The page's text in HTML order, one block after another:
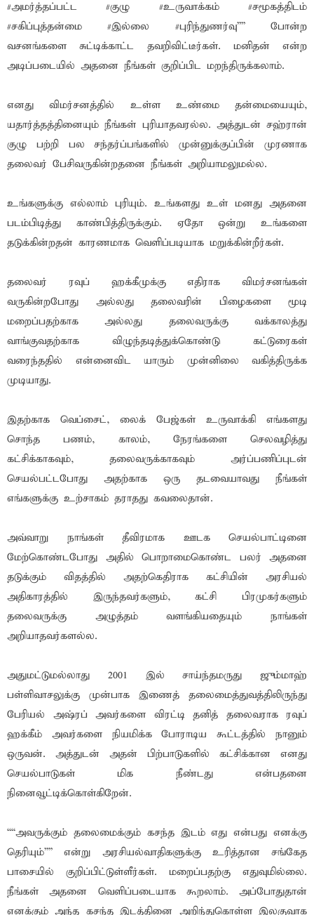
#அமர்த்தப்பட்ட #குழு #உருவாக்கம் #சமூகத்திடம்
#சகிப்புத்தன்மை #இல்லை #புரிந்துணர்வு”” போன்ற
வசனங்களை சுட்டிக்காட்ட தவறிவிட்டீர்கள். மனிதன் என்ற
அடிப்படையில் அதனை நீங்கள் குறிப்பிட மறந்திருக்கலாம்.
எனது விமர்சனத்தில் உள்ள உண்மை தன்மையையும்,
யதார்த்தத்தினையும் நீங்கள் புரியாதவரல்ல. அத்துடன் சஹ்ரான்
குழு பற்றி பல சந்தர்ப்பங்களில் முன்னுக்குப்பின் முரணாக
தலைவர் பேசிவருகின்றதனை நீங்கள் அறியாமலுமல்ல.
உங்களுக்கு எல்லாம் புரியும். உங்களது உள் மனது அதனை
படம்பிடித்து காண்பித்திருக்கும். ஏதோ ஒன்று உங்களை
தடுக்கின்றதன் காரணமாக வெளிப்படியாக மறுக்கின்றீர்கள்.
தலைவர் ரவுப் ஹக்கீமுக்கு எதிராக விமர்சனங்கள்
வருகின்றபோது அல்லது தலைவரின் பிழைகளை மூடி
மறைப்பதற்காக அல்லது தலைவருக்கு வக்காலத்து
வாங்குவதற்காக விழுந்தடித்துக்கொண்டு கட்டுரைகள்
வரைந்ததில் என்னைவிட யாரும் முன்னிலை வகித்திருக்க
முடியாது.
இதற்காக வெப்சைட், லைக் பேஜ்கள் உருவாக்கி எங்களது
சொந்த பணம், காலம், நேரங்களை செலவழித்து
கட்சிக்காகவும், தலைவருக்காகவும் அர்ப்பணிப்புடன்
செயல்பட்டபோது அதற்காக ஒரு தடவையாவது நீங்கள்
எங்களுக்கு உற்சாகம் தராதது கவலைதான்.
அவ்வாறு நாங்கள் தீவிரமாக ஊடக செயல்பாட்டினை
மேற்கொண்டபோது அதில் பொறாமைகொண்ட பலர் அதனை
தடுக்கும் விதத்தில் அதற்கெதிராக கட்சியின் அரசியல்
அதிகாரத்தில் இருந்தவர்களும், கட்சி பிரமுகர்களும்
தலைவருக்கு அழுத்தம் வளங்கியதையும் நாங்கள்
அறியாதவர்களல்ல.
அதுமட்டுமல்லாது 2001 இல் சாய்ந்தமருது ஜும்மாஹ்
பள்ளிவாசலுக்கு முன்பாக இணைத் தலைமைத்துவத்திலிருந்து
பேரியல் அஷ்ரப் அவர்களை விரட்டி தனித் தலைவராக ரவுப்
ஹக்கீம் அவர்களை நியமிக்க போராடிய கூட்டத்தில் நானும்
ஒருவன். அத்துடன் அதன் பிற்பாடுகளில் கட்சிக்கான எனது
செயல்பாடுகள் மிக நீண்டது என்பதனை
நினைவூட்டிக்கொள்கிறேன்.
““அவருக்கும் தலைமைக்கும் கசந்த இடம் எது என்பது எனக்கு
தெரியும்”” என்று அரசியல்வாதிகளுக்கு உரித்தான சங்கேத
பாசையில் குறிப்பிட்டுள்ளீர்கள். மறைப்பதற்கு எதுவுமில்லை.
நீங்கள் அதனை வெளிப்படையாக கூறலாம். அப்போதுதான்
எனக்கும் அந்த கசந்த இடத்தினை அறிந்துகொள்ள இலகுவாக